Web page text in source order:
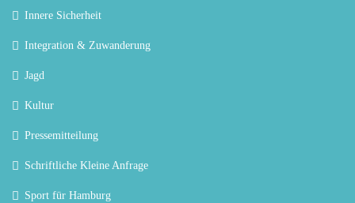
Innere Sicherheit
Integration & Zuwanderung
Jagd
Kultur
Pressemitteilung
Schriftliche Kleine Anfrage
Sport für Hamburg